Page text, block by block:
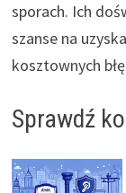
sporach. Ich
szanse na
kosztownych
Sprawdź